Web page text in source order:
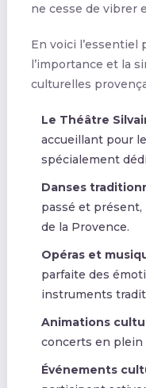
ne cesse de vibrer
En voici
l’importance et la
culturelles
Le Théâtre
accueillant pour
spécialement
Danses
passé et
de la Provence.
Opéras et
parfaite des
instruments
Animations
concerts en plein
Événements